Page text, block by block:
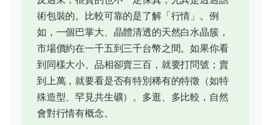
術包裝的。比較可靠的是了解「行情」。例
如，一個巴掌大、晶體清透的天然白水晶簇，
市場價約在一千五到三千台幣之間。如果你看
到同樣大小、品相卻賣三百，就要打問號；賣
到上萬，就要看是否有特別稀有的特徵（如特
殊造型、罕見共生礦）。多逛、多比較，自然
會對行情有概念。